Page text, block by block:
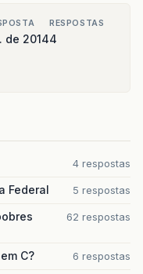
de 2014
RESPOSTAS
4
4 respostas
Federal 5 respostas
62 respostas
C? 6 respostas